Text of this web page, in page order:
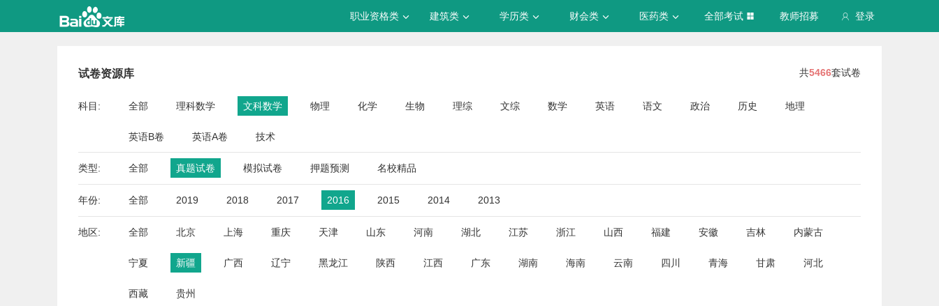
登录
职业资格类 建筑类 学历类 财会类 医药类 全部考试 教师招募
试卷资源库 共5466套试卷
科目: 全部 理科数学 文科数学 物理 化学 生物 理综 文综 数学 英语 语文 政治 历史 地理
英语B卷 英语A卷 技术
类型: 全部 真题试卷 模拟试卷 押题预测 名校精品
年份: 全部 2019 2018 2017 2016 2015 2014 2013
地区: 全部 北京 上海 重庆 天津 山东 河南 湖北 江苏 浙江 山西 福建 安徽 吉林 内蒙古
宁夏 新疆 广西 辽宁 黑龙江 陕西 江西 广东 湖南 海南 云南 四川 青海 甘肃 河北
西藏 贵州